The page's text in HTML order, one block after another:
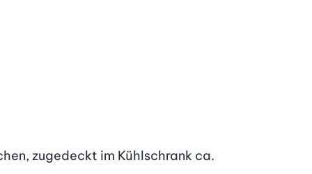
zugedeckt im Kühlschrank ca.